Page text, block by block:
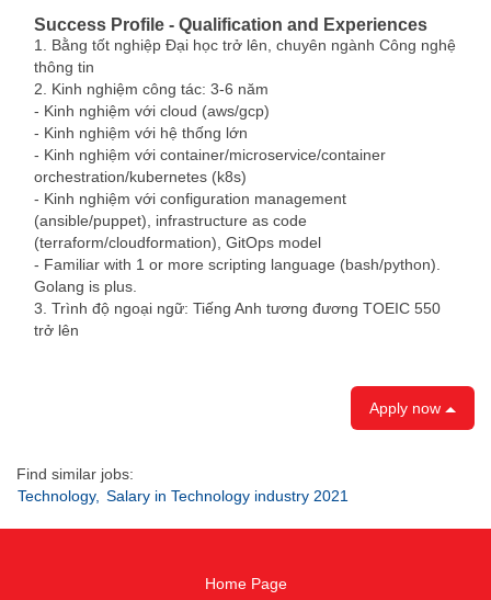
Success Profile - Qualification and Experiences
1. Bằng tốt nghiệp Đại học trở lên, chuyên ngành Công nghệ
thông tin
2. Kinh nghiệm công tác: 3-6 năm
- Kinh nghiệm với cloud (aws/gcp)
- Kinh nghiệm với hệ thống lớn
- Kinh nghiệm với container/microservice/container
orchestration/kubernetes (k8s)
- Kinh nghiệm với configuration management
(ansible/puppet), infrastructure as code
(terraform/cloudformation), GitOps model
- Familiar with 1 or more scripting language (bash/python).
Golang is plus.
3. Trình độ ngoại ngữ: Tiếng Anh tương đương TOEIC 550
trở lên
Apply now
Find similar jobs:
Technology, Salary in Technology industry 2021
Home Page